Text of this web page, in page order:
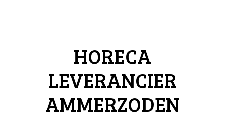
HORECA
LEVERANCIER
AMMERZODEN